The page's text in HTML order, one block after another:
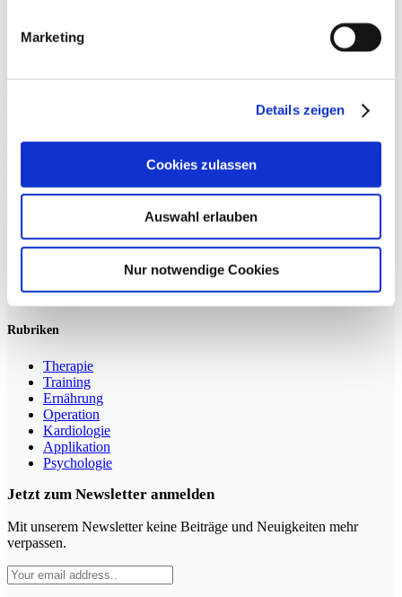
Marketing
Details zeigen
Cookies zulassen
Auswahl erlauben
Nur notwendige Cookies
Show Wrestling
In den letzten Jahrzehnten hat sich professionelles Show Wrestling
Weiterlesen »
Sportmedizin für Ärzte, Therapeuten und Trainer
YouTube LinkedIn
Rubriken
Therapie
Training
Ernährung
Operation
Kardiologie
Applikation
Psychologie
Jetzt zum Newsletter anmelden
Mit unserem Newsletter keine Beiträge und Neuigkeiten mehr
verpassen.